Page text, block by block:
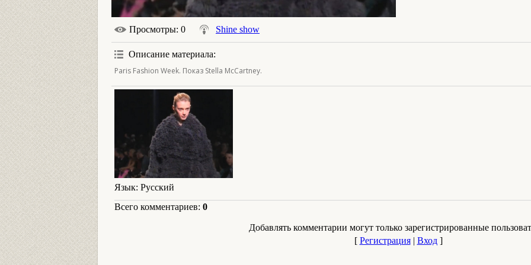
Просмотры: 0 Shine show
Описание материала:
Paris Fashion Week. Показ Stella McCartney.
Язык: Русский
Всего комментариев: 0
Добавлять комментарии могут только зарегистрированные
[ Регистрация| Вход]